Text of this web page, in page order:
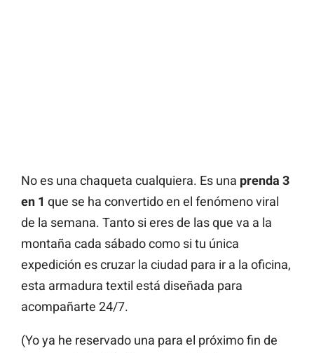
No es una chaqueta cualquiera. Es una prenda 3
en 1 que se ha convertido en el fenómeno viral
de la semana. Tanto si eres de las que va a la
montaña cada sábado como si tu única
expedición es cruzar la ciudad para ir a la oficina,
esta armadura textil está diseñada para
acompañarte 24/7.
(Yo ya he reservado una para el próximo fin de